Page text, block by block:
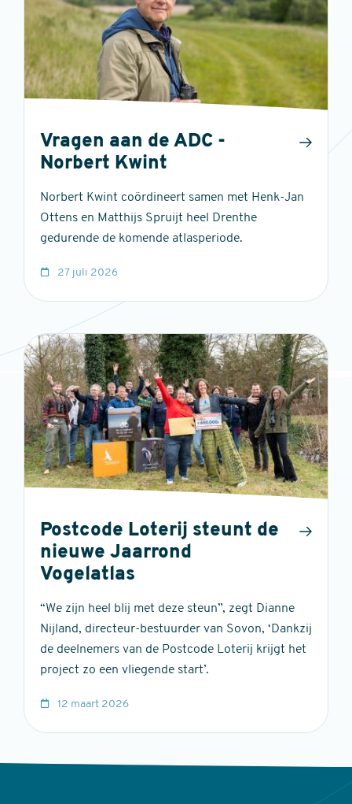
Vragen aan de ADC -
Norbert Kwint
Norbert Kwint coördineert samen met Henk-Jan
Ottens en Matthijs Spruijt heel Drenthe
gedurende de komende atlasperiode.
27 juli 2026
Postcode Loterij steunt de
nieuwe Jaarrond
Vogelatlas
“We zijn heel blij met deze steun”, zegt Dianne
Nijland, directeur-bestuurder van Sovon, ‘Dankzij
de deelnemers van de Postcode Loterij krijgt het
project zo een vliegende start’.
12 maart 2026